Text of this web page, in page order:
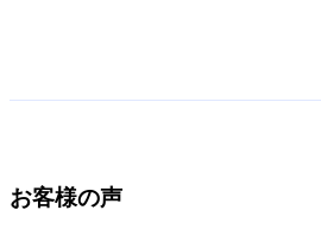
お客様の声